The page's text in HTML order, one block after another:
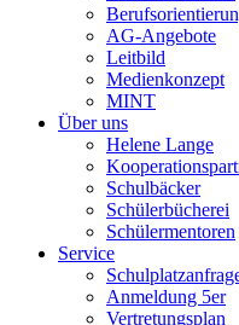
AG-Angebote
Leitbild
Medienkonzept
MINT
Über uns
Helene Lange
Schulbäcker
Schülerbücherei
Schülermentoren
Service
Anmeldung 5er
Vertretungsplan